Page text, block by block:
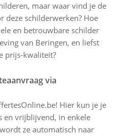
maar waar vind je de
deze schilderwerken? Hoe
en betrouwbare schilder
van Beringen, en liefst
prijs-kwaliteit?
via
Hier kun je je
en vrijblijvend, in enkele
ze automatisch naar